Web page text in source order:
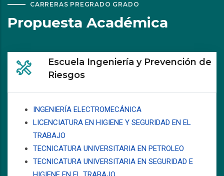
CARRERAS PREGRADO GRADO
Propuesta Académica
Escuela Ingeniería y Prevención de
Riesgos
INGENIERÍA ELECTROMECÁNICA
LICENCIATURA EN HIGIENE Y SEGURIDAD EN EL
TRABAJO
TECNICATURA UNIVERSITARIA EN PETROLEO
TECNICATURA UNIVERSITARIA EN SEGURIDAD E